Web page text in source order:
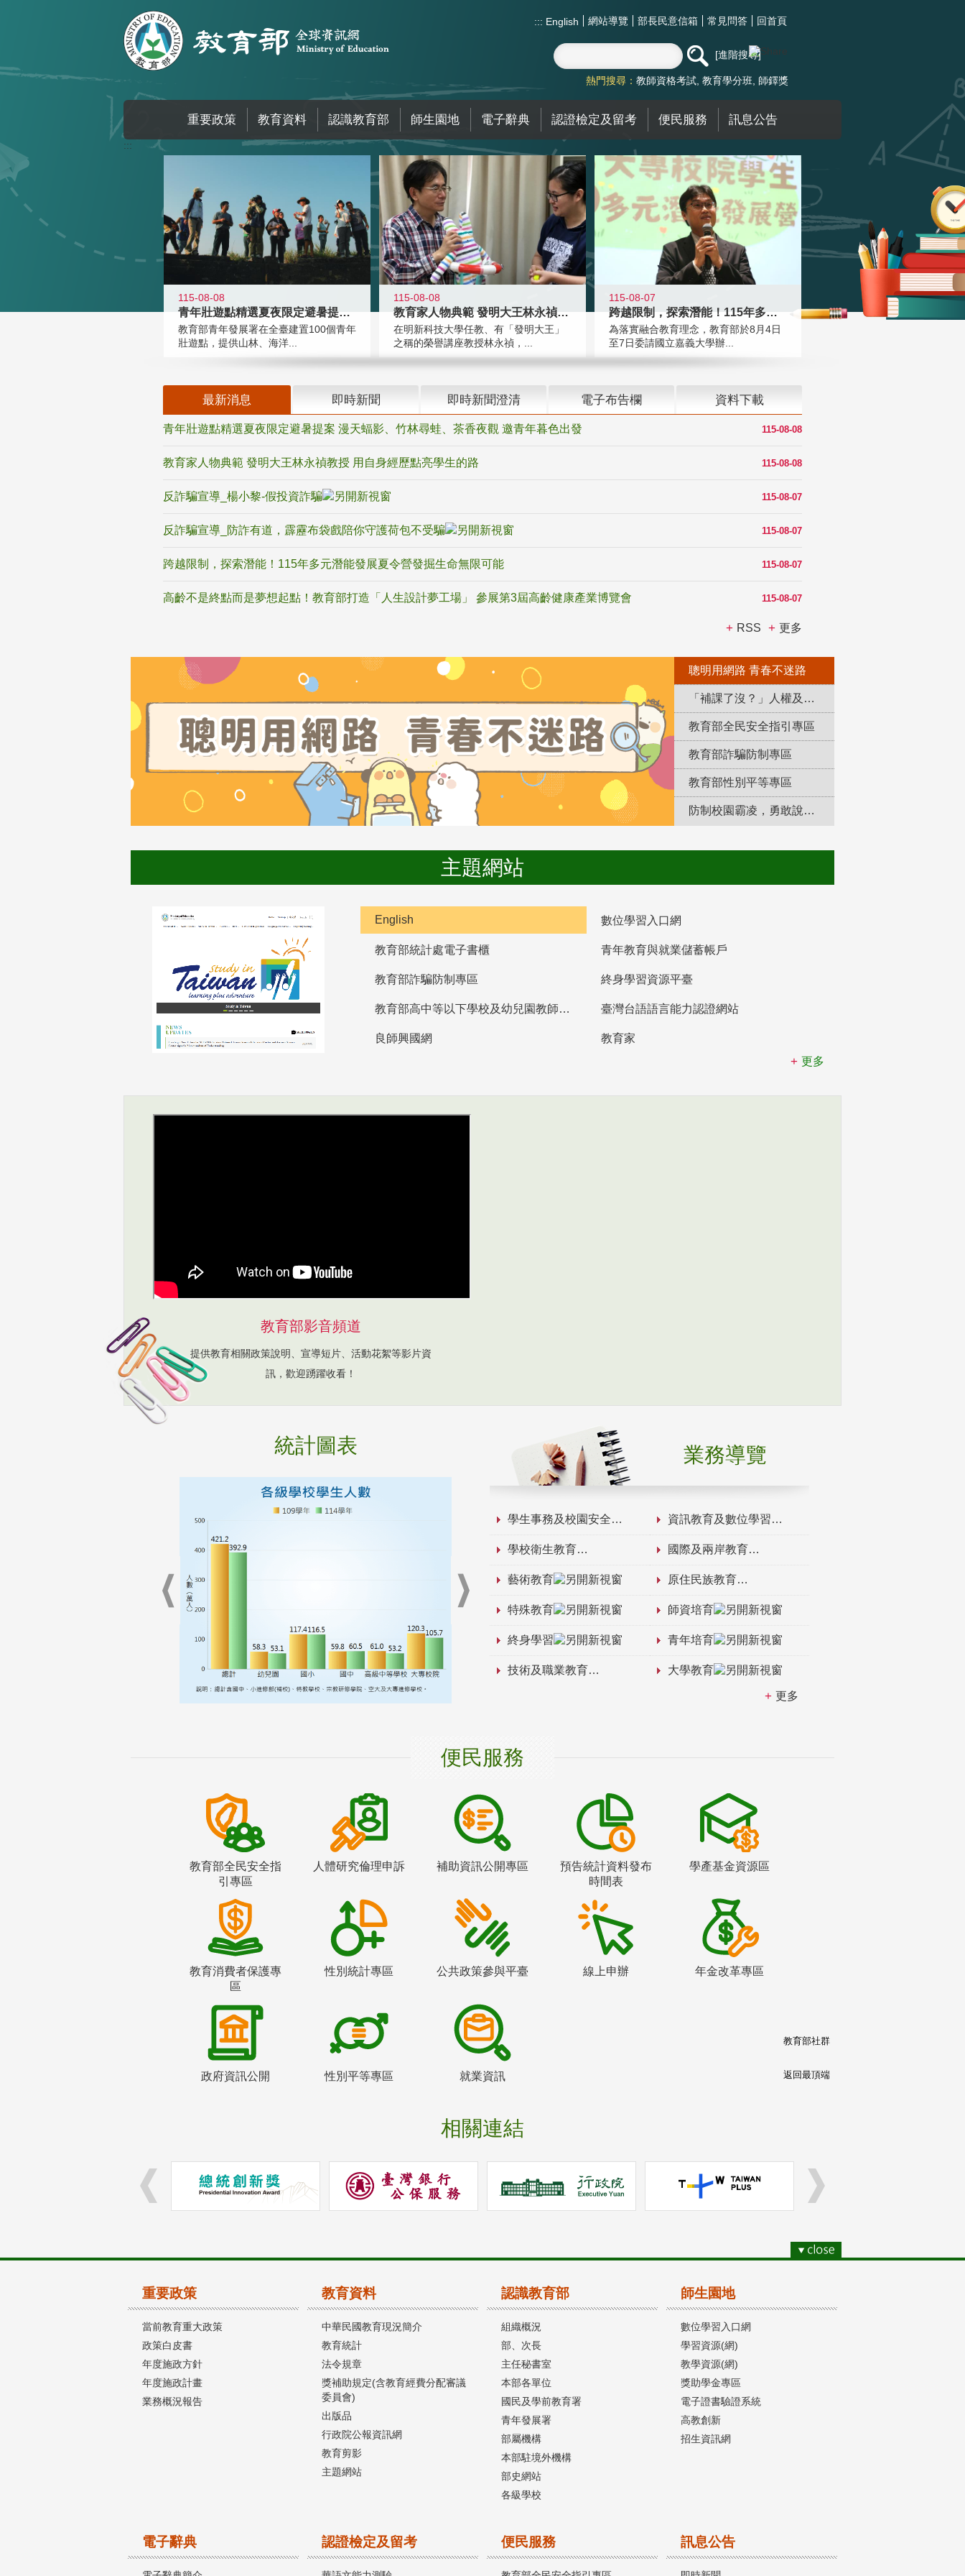
::: English 網站導覽 部長民意信箱 常見問答 回首頁
進階搜尋
熱門搜尋： 教師資格考試 教育學分班 師鐸獎
重要政策 教育資料 認識教育部 師生園地 電子辭典 認證檢定及留考 便民服務 訊息公告
:::
115-08-08
青年壯遊點精選夏夜限定避暑提案 漫
教育部青年發展署在全臺建置100個青年
壯遊點，提供山林、海洋...
115-08-08
教育家人物典範 發明大王林永禎教授
在明新科技大學任教、有「發明大王」
之稱的榮譽講座教授林永禎，...
115-08-07
跨越限制，探索潛能！115年多元潛
為落實融合教育理念，教育部於8月4日
至7日委請國立嘉義大學辦...
最新消息 即時新聞 即時新聞澄清 電子布告欄 資料下載
115-08-08
青年壯遊點精選夏夜限定避暑提案 漫天蝠影、竹林尋蛙、茶香夜觀 邀青年暮色出發
115-08-08
教育家人物典範 發明大王林永禎教授 用自身經歷點亮學生的路
115-08-07
反詐騙宣導_楊小黎-假投資詐騙
115-08-07
反詐騙宣導_防詐有道，霹靂布袋戲陪你守護荷包不受騙
115-08-07
跨越限制，探索潛能！115年多元潛能發展夏令營發掘生命無限可能
115-08-07
高齡不是終點而是夢想起點！教育部打造「人生設計夢工場」 參展第3屆高齡健康產業博覽會
RSS 更多
聰明用網路 青春不迷路
「補課了沒？」人權及轉型正義教育專區
教育部全民安全指引專區
教育部詐騙防制專區
教育部性別平等專區
防制校園霸凌，勇敢說出來！
主題網站
English 數位學習入口網
教育部統計處電子書櫃 青年教育與就業儲蓄帳戶
教育部詐騙防制專區 終身學習資源平臺
教育部高中等以下學校及幼兒園教師資格檢定考試 臺灣台語語言能力認證網站
良師興國網
教育家
更多
教育部影音頻道
提供教育相關政策說明、宣導短片、活動花絮等影片資
訊，歡迎踴躍收看！
統計圖表 業務導覽
學生事務及校園安全 資訊教育及數位學習
學校衛生教育 國際及兩岸教育
藝術教育 原住民族教育
特殊教育 師資培育
終身學習 青年培育
技術及職業教育 大學教育
更多
便民服務
教育部全民安全指
引專區
人體研究倫理申訴 補助資訊公開專區
預告統計資料發布
時間表
學產基金資源區
教育消費者保護專
區
性別統計專區 公共政策參與平臺 線上申辦 年金改革專區
政府資訊公開 性別平等專區 就業資訊
相關連結
教育部社群
返回最頂端
重要政策
當前教育重大政策
政策白皮書
年度施政方針
年度施政計畫
業務概況報告
教育資料
中華民國教育現況簡介
教育統計
法令規章
獎補助規定(含教育經費分配審議
委員會)
出版品
行政院公報資訊網
教育剪影
主題網站
認識教育部
組織概況
部、次長
主任秘書室
本部各單位
國民及學前教育署
青年發展署
部屬機構
本部駐境外機構
部史網站
各級學校
師生園地
數位學習入口網
學習資源(網)
教學資源(網)
獎助學金專區
電子證書驗證系統
高教創新
招生資訊網
電子辭典 認證檢定及留考 便民服務 訊息公告